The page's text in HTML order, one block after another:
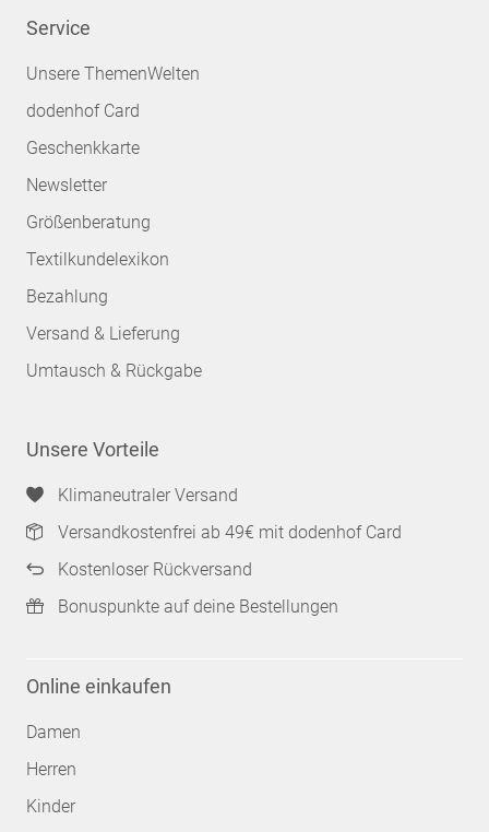
Service
Unsere ThemenWelten
dodenhof Card
Geschenkkarte
Newsletter
Größenberatung
Textilkundelexikon
Bezahlung
Versand & Lieferung
Umtausch & Rückgabe
Unsere Vorteile
Klimaneutraler Versand
Versandkostenfrei ab 49€ mit dodenhof Card
Kostenloser Rückversand
Bonuspunkte auf deine Bestellungen
Online einkaufen
Damen
Herren
Kinder